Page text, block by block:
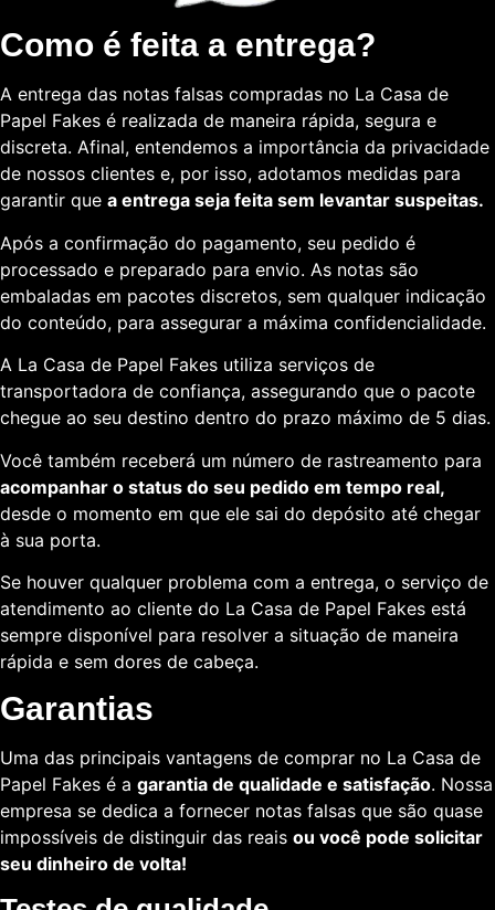
Como é feita a entrega?
A entrega das notas falsas compradas no La Casa de
Papel Fakes é realizada de maneira rápida, segura e
discreta. Afinal, entendemos a importância da privacidade
de nossos clientes e, por isso, adotamos medidas para
garantir que a entrega seja feita sem levantar suspeitas.
Após a confirmação do pagamento, seu pedido é
processado e preparado para envio. As notas são
embaladas em pacotes discretos, sem qualquer indicação
do conteúdo, para assegurar a máxima confidencialidade.
A La Casa de Papel Fakes utiliza serviços de
transportadora de confiança, assegurando que o pacote
chegue ao seu destino dentro do prazo máximo de 5 dias.
Você também receberá um número de rastreamento para
acompanhar o status do seu pedido em tempo real,
desde o momento em que ele sai do depósito até chegar
à sua porta.
Se houver qualquer problema com a entrega, o serviço de
atendimento ao cliente do La Casa de Papel Fakes está
sempre disponível para resolver a situação de maneira
rápida e sem dores de cabeça.
Garantias
Uma das principais vantagens de comprar no La Casa de
Papel Fakes é a garantia de qualidade e satisfação. Nossa
empresa se dedica a fornecer notas falsas que são quase
impossíveis de distinguir das reais ou você pode solicitar
seu dinheiro de volta!